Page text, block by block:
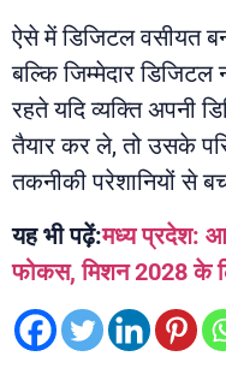
ऐसे में डिजिटल वसीयत
बल्कि जिम्मेदार
रहते यदि व्यक्ति अपनी
तैयार कर ले, तो उसके
तकनीकी परेशानियों से
यह भी पढ़ें:मध्य प्रदेश:
फोकस, मिशन 2028 के